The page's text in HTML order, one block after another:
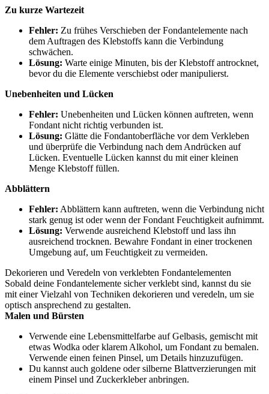
Zu kurze Wartezeit
Fehler: Zu frühes Verschieben der Fondantelemente nach
dem Auftragen des Klebstoffs kann die Verbindung
schwächen.
Lösung: Warte einige Minuten, bis der Klebstoff antrocknet,
bevor du die Elemente verschiebst oder manipulierst.
Unebenheiten und Lücken
Fehler: Unebenheiten und Lücken können auftreten, wenn
Fondant nicht richtig verbunden ist.
Lösung: Glätte die Fondantoberfläche vor dem Verkleben
und überprüfe die Verbindung nach dem Andrücken auf
Lücken. Eventuelle Lücken kannst du mit einer kleinen
Menge Klebstoff füllen.
Abblättern
Fehler: Abblättern kann auftreten, wenn die Verbindung nicht
stark genug ist oder wenn der Fondant Feuchtigkeit aufnimmt.
Lösung: Verwende ausreichend Klebstoff und lass ihn
ausreichend trocknen. Bewahre Fondant in einer trockenen
Umgebung auf, um Feuchtigkeit zu vermeiden.
Dekorieren und Veredeln von verklebten Fondantelementen
Sobald deine Fondantelemente sicher verklebt sind, kannst du sie
mit einer Vielzahl von Techniken dekorieren und veredeln, um sie
optisch ansprechend zu gestalten.
Malen und Bürsten
Verwende eine Lebensmittelfarbe auf Gelbasis, gemischt mit
etwas Wodka oder klarem Alkohol, um Fondant zu bemalen.
Verwende einen feinen Pinsel, um Details hinzuzufügen.
Du kannst auch goldene oder silberne Blattverzierungen mit
einem Pinsel und Zuckerkleber anbringen.